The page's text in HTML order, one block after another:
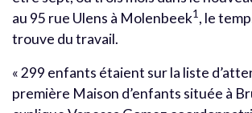
au 95 rue Ulens à Molenbeek1 , le
trouve du travail.
« 299 enfants étaient sur la liste
première Maison d’enfants située à